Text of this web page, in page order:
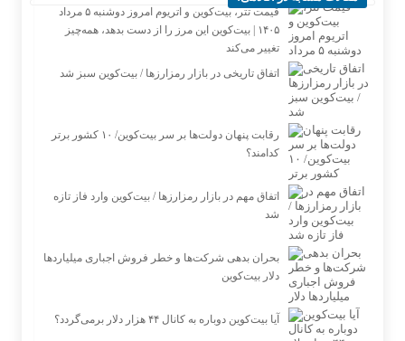
قیمت تتر، بیت‌کوین و اتریوم امروز دوشنبه ۵ مرداد
۱۴۰۵ | بیت‌کوین این مرز را از دست بدهد، همه‌چیز
تغییر می‌کند
اتفاق تاریخی در بازار رمزارزها / بیت‌کوین سبز شد
رقابت پنهان دولت‌ها بر سر بیت‌کوین/ ۱۰ کشور برتر
کدامند؟
اتفاق مهم در بازار رمزارزها / بیت‌کوین وارد فاز تازه
شد
بحران بدهی شرکت‌ها و خطر فروش اجباری میلیاردها
دلار بیت‌کوین
آیا بیت‌کوین دوباره به کانال ۴۴ هزار دلار برمی‌گردد؟